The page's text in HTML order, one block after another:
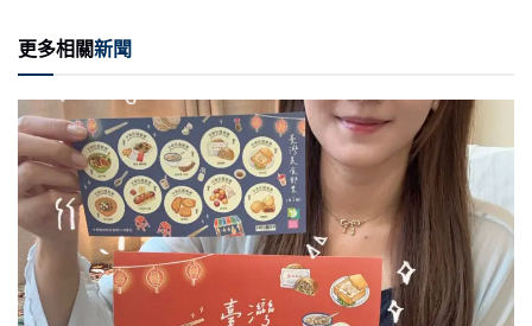
e c
e
b
o
o
k
at
更多相關新聞